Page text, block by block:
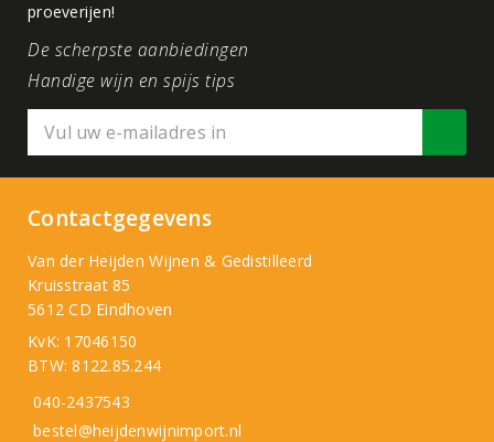
proeverijen!
De scherpste aanbiedingen
Handige wijn en spijs tips
Contactgegevens
Van der Heijden Wijnen & Gedistilleerd
Kruisstraat 85
5612 CD Eindhoven
KvK: 17046150
BTW: 8122.85.244
040-2437543
bestel@heijdenwijnimport.nl